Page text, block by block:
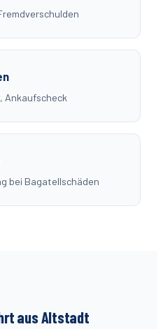
Ankaufscheck
bei Bagatellschäden
ausAltstadt